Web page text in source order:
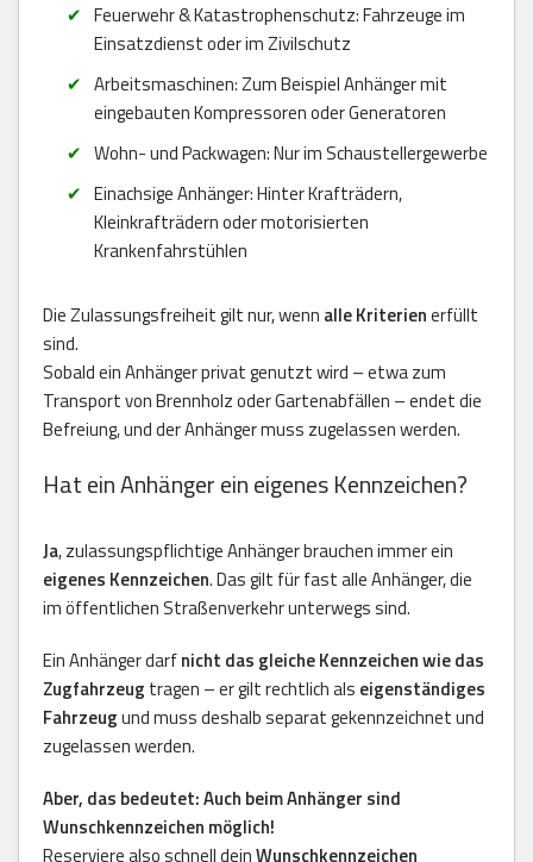
Feuerwehr & Katastrophenschutz: Fahrzeuge im
Einsatzdienst oder im Zivilschutz
Arbeitsmaschinen: Zum Beispiel Anhänger mit
eingebauten Kompressoren oder Generatoren
Wohn- und Packwagen: Nur im Schaustellergewerbe
Einachsige Anhänger: Hinter Krafträdern,
Kleinkrafträdern oder motorisierten
Krankenfahrstühlen
Die Zulassungsfreiheit gilt nur, wenn alle Kriterienerfüllt
sind.
Sobald ein Anhänger privat genutzt wird – etwa zum
Transport von Brennholz oder Gartenabfällen – endet die
Befreiung, und der Anhänger muss zugelassen werden.
Hat ein Anhänger ein eigenes Kennzeichen?
Ja, zulassungspflichtige Anhänger brauchen immer ein
eigenes Kennzeichen. Das gilt für fast alle Anhänger, die
im öffentlichen Straßenverkehr unterwegs sind.
Ein Anhänger darfnicht das gleiche Kennzeichen wie das
Zugfahrzeug tragen – er gilt rechtlich als eigenständiges
Fahrzeugund muss deshalb separat gekennzeichnet und
zugelassen werden.
Aber, das bedeutet: Auch beim Anhänger sind
Wunschkennzeichen möglich!
Reserviere also schnell deinWunschkennzeichen